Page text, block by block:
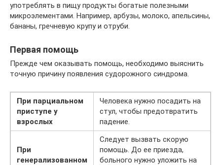
употреблять в пищу продукты богатые полезными
микроэлементами. Например, арбузы, молоко, апельсины,
бананы, гречневую крупу и отруби.
Первая помощь
Прежде чем оказывать помощь, необходимо выяснить
точную причину появления судорожного синдрома.
При парциальном
приступе у
взрослых
Человека нужно посадить на
стул, чтобы предотвратить
падение.
При
генерализованном
Следует вызвать скорую
помощь. До ее приезда,
больного нужно уложить на